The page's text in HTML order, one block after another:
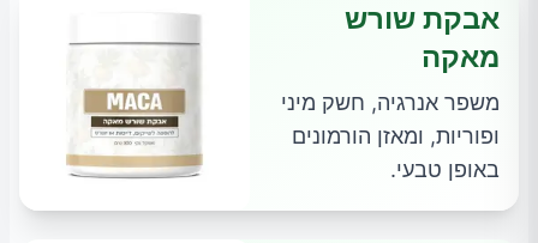
אבקת שורש
מאקה
משפר אנרגיה, חשק מיני
ופוריות, ומאזן הורמונים
באופן טבעי.